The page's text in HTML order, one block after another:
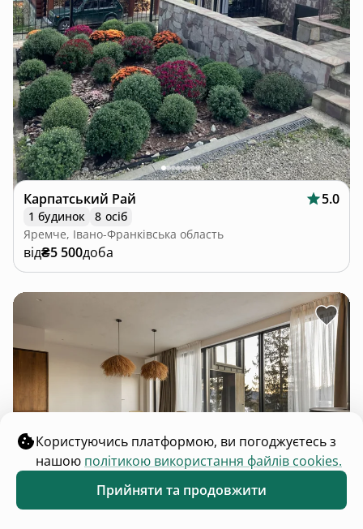
Карпатський Рай 5.0
1 будинок
8 осіб
Яремче, Івано-Франківська область
від₴5 500доба
Користуючись платформою, ви погоджуєтесь з
нашою політикою використання файлів cookies.
Прийняти та продовжити
Каталог